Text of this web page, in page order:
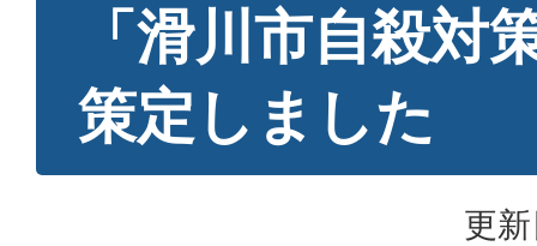
「滑川市自殺対
策定しました
更